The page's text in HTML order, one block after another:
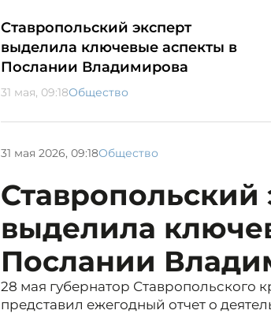
Ставропольский эксперт
выделила ключевые аспекты в
Послании Владимирова
31 мая, 09:18Общество
31 мая 2026, 09:18Общество
Ставропольский
выделила
Послании
28 мая губернатор
представил ежегодный отчет о